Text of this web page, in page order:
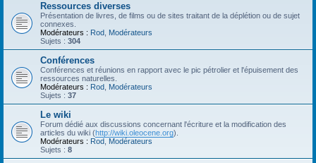
Ressources diverses
Présentation de livres, de films ou de sites traitant de la déplétion ou de sujet
connexes.
Modérateurs : Rod Modérateurs
Sujets : 304
Conférences
Conférences et réunions en rapport avec le pic pétrolier et l'épuisement des
ressources naturelles.
Modérateurs : Rod Modérateurs
Sujets : 37
Le wiki
Forum dédié aux discussions concernant l'écriture et la modification des
articles du wiki (http://wiki.oleocene.org).
Modérateurs : Rod Modérateurs
Sujets : 8